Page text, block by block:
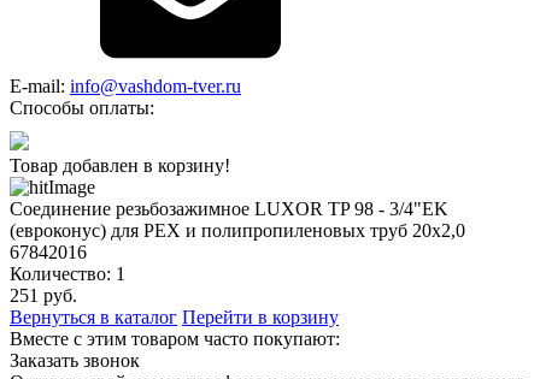
E-mail: info@vashdom-tver.ru
Способы оплаты:
Товар добавлен в корзину!
Соединение резьбозажимное LUXOR TP 98 - 3/4"EK
(евроконус) для PEX и полипропиленовых труб 20x2,0
67842016
Количество: 1
251 руб.
Вернуться в каталог Перейти в корзину
Вместе с этим товаром часто покупают:
Заказать звонок